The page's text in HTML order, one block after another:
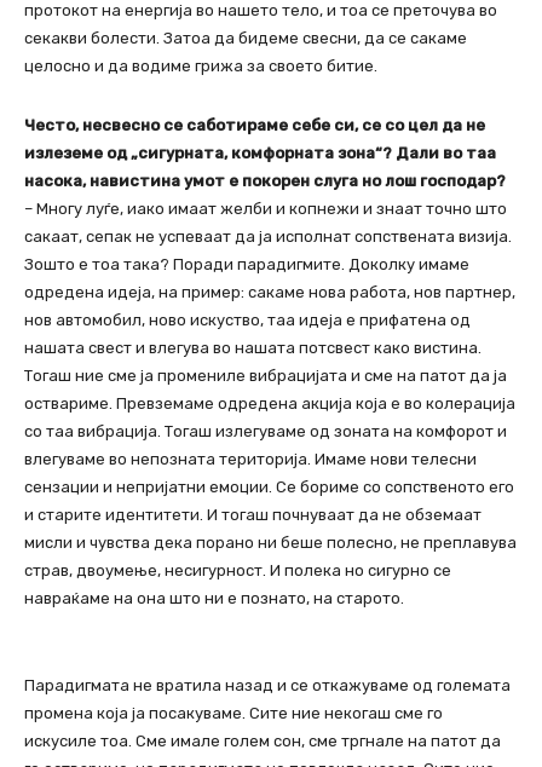
протокот на енергија во нашето тело, и тоа се преточува во
секакви болести. Затоа да бидеме свесни, да се сакаме
целосно и да водиме грижа за своето битие.
Често, несвесно се саботираме себе си, се со цел да не
излеземе од „сигурната, комфорната зона“? Дали во таа
насока, навистина умот е покорен слуга но лош господар?
– Многу луѓе, иако имаат желби и копнежи и знаат точно што
сакаат, сепак не успеваат да ја исполнат сопствената визија.
Зошто е тоа така? Поради парадигмите. Доколку имаме
одредена идеја, на пример: сакаме нова работа, нов партнер,
нов автомобил, ново искуство, таа идеја е прифатена од
нашата свест и влегува во нашата потсвест како вистина.
Тогаш ние сме ја промениле вибрацијата и сме на патот да ја
оствариме. Превземаме одредена акција која е во колерација
со таа вибрација. Тогаш излегуваме од зоната на комфорот и
влегуваме во непозната територија. Имаме нови телесни
сензации и непријатни емоции. Се бориме со сопственото его
и старите идентитети. И тогаш почнуваат да не обземаат
мисли и чувства дека порано ни беше полесно, не преплавува
страв, двоумење, несигурност. И полека но сигурно се
навраќаме на она што ни е познато, на старото.
Парадигмата не вратила назад и се откажуваме од големата
промена која ја посакуваме. Сите ние некогаш сме го
искусиле тоа. Сме имале голем сон, сме тргнале на патот да